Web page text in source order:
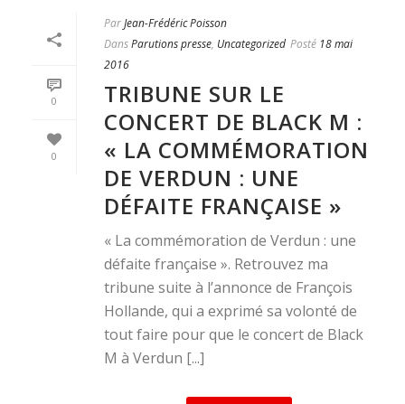
0
0
ParJean-Frédéric Poisson
DansParutions presse, Uncategorized Posté 18 mai
2016
TRIBUNE SUR LE
CONCERT DE BLACK M :
« LA COMMÉMORATION
DE VERDUN : UNE
DÉFAITE FRANÇAISE »
« La commémoration de Verdun : une
défaite française ». Retrouvez ma
tribune suite à l’annonce de François
Hollande, qui a exprimé sa volonté de
tout faire pour que le concert de Black
M à Verdun [...]